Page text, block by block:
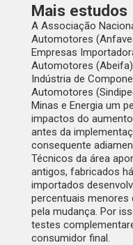
Mais estudos
A Associação
Automotores
Empresas
Automotores
Indústria de
Automotores
Minas e Energia um
impactos do
antes da
consequente
Técnicos da área
antigos, fabricados
importados
percentuais
pela mudança. Por
testes
consumidor final.